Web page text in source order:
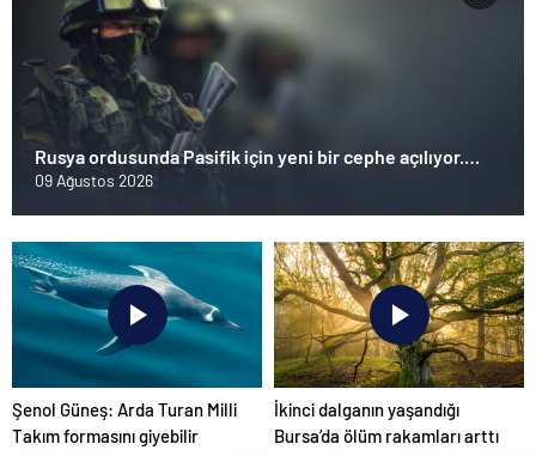
Rusya ordusunda Pasifik için yeni bir cephe açılıyor.
Çin’in ilk tepkisi!
09 Ağustos 2026
Şenol Güneş: Arda Turan Milli
Takım formasını giyebilir
İkinci dalganın yaşandığı
Bursa’da ölüm rakamları arttı